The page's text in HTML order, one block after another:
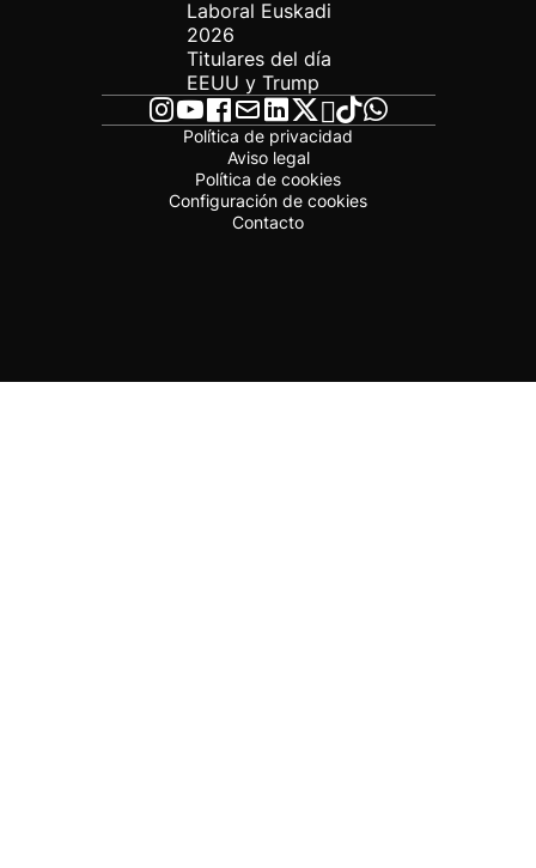
Laboral Euskadi
2026
Titulares del día
EEUU y Trump
Política de privacidad
Aviso legal
Política de cookies
Configuración de cookies
Contacto